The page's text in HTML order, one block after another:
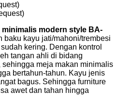
minimalis modern style BA-
baku kayu jati/mahoni/trembesi
kering. Dengan kontrol
tangan ahli di bidang
meja makan minimalis
bertahun-tahun. Kayu jenis
bagus. Sehingga furniture
awet dan tahan hingga